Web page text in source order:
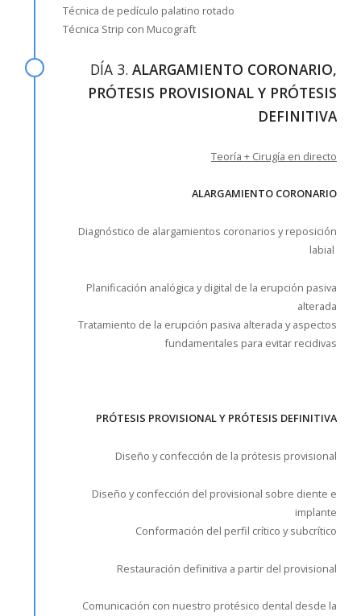
Técnica de pedículo palatino rotado
Técnica Strip con Mucograft
DÍA 3. ALARGAMIENTO CORONARIO,
PRÓTESIS PROVISIONAL Y PRÓTESIS
DEFINITIVA
Teoría + Cirugía en directo
ALARGAMIENTO CORONARIO
Diagnóstico de alargamientos coronarios y reposición
labial
Planificación analógica y digital de la erupción pasiva
alterada
Tratamiento de la erupción pasiva alterada y aspectos
fundamentales para evitar recidivas
PRÓTESIS PROVISIONAL Y PRÓTESIS DEFINITIVA
Diseño y confección de la prótesis provisional
Diseño y confección del provisional sobre diente e
implante
Conformación del perfil crítico y subcrítico
Restauración definitiva a partir del provisional
Comunicación con nuestro protésico dental desde la